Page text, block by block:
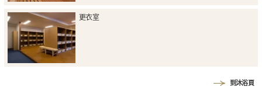
更衣室
到沐浴頁